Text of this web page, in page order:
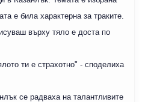
е била характерна за траките.
върху тяло е доста по
ти е страхотно" - споделиха
се радваха на талантливите